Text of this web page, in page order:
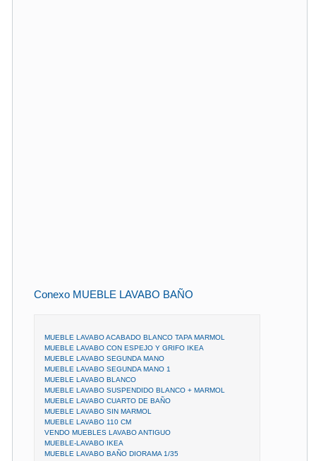
Conexo MUEBLE LAVABO BAÑO
MUEBLE LAVABO ACABADO BLANCO TAPA MARMOL
MUEBLE LAVABO CON ESPEJO Y GRIFO IKEA
MUEBLE LAVABO SEGUNDA MANO
MUEBLE LAVABO SEGUNDA MANO 1
MUEBLE LAVABO BLANCO
MUEBLE LAVABO SUSPENDIDO BLANCO + MARMOL
MUEBLE LAVABO CUARTO DE BAÑO
MUEBLE LAVABO SIN MARMOL
MUEBLE LAVABO 110 CM
VENDO MUEBLES LAVABO ANTIGUO
MUEBLE-LAVABO IKEA
MUEBLE LAVABO BAÑO DIORAMA 1/35